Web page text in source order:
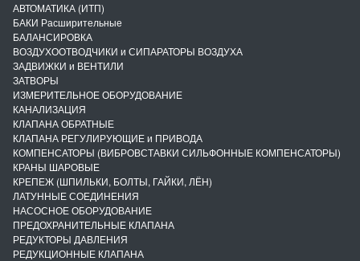
АВТОМАТИКА (ИТП)
БАКИ Расширительные
БАЛАНСИРОВКА
ВОЗДУХООТВОДЧИКИ и СИПАРАТОРЫ ВОЗДУХА
ЗАДВИЖКИ и ВЕНТИЛИ
ЗАТВОРЫ
ИЗМЕРИТЕЛЬНОЕ ОБОРУДОВАНИЕ
КАНАЛИЗАЦИЯ
КЛАПАНА ОБРАТНЫЕ
КЛАПАНА РЕГУЛИРУЮЩИЕ и ПРИВОДА
КОМПЕНСАТОРЫ (ВИБРОВСТАВКИ СИЛЬФОННЫЕ КОМПЕНСАТОРЫ)
КРАНЫ ШАРОВЫЕ
КРЕПЕЖ (ШПИЛЬКИ, БОЛТЫ, ГАЙКИ, ЛЁН)
ЛАТУННЫЕ СОЕДИНЕНИЯ
НАСОСНОЕ ОБОРУДОВАНИЕ
ПРЕДОХРАНИТЕЛЬНЫЕ КЛАПАНА
РЕДУКТОРЫ ДАВЛЕНИЯ
РЕДУКЦИОННЫЕ КЛАПАНА